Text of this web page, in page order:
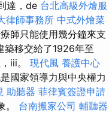
達，de 台北高級外燴服
律師事務所 中式外燴菜
師只能使用幾分鐘來支
築移交給了1926年至
iii。 現代風 養護中心
國家領導力與中央權力
助聽器 菲律賓簽證申請
。 台南搬家公司 輔聽器